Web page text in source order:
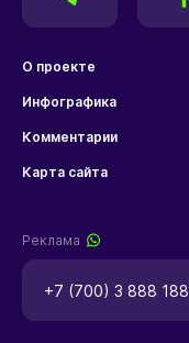
О проекте
Инфографика
Комментарии
Карта сайта
Реклама
+7 (700) 3 888 188